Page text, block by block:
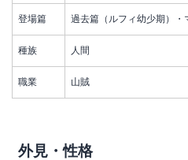
登場篇 過去篇（ルフィ幼少期）・
種族 人間
職業 山賊
外見・性格